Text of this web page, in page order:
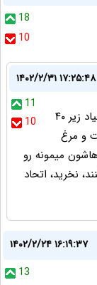
18
10
۱۴۰۲/۲/۳۱ ۱۷:۲۵:۴۸
11
10
آقا مرع نخرید. متحد شوید. تا قیمت مرغ بیاد زیر ۴۰
و مرغ
میمونه رو
نخرید، اتحاد
۱۴۰۲/۲/۲۴ ۱۶:۱۹:۳۷
13